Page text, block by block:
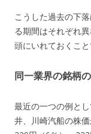
こうした過去の下
る期間はそれぞれ
頭にいれておくこ
同一業界の銘柄
最近の一つの例と
井、川崎汽船の株